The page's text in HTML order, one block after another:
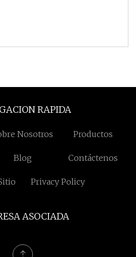
RAPIDA
Nosotros Productos
Blog Contáctenos
Privacy Policy
ASOCIADA